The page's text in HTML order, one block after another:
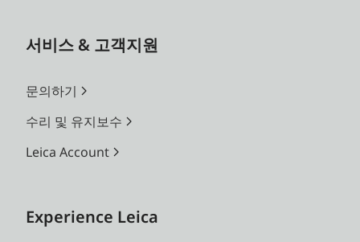
서비스 & 고객지원
문의하기
수리 및 유지보수
Leica Account
Experience Leica